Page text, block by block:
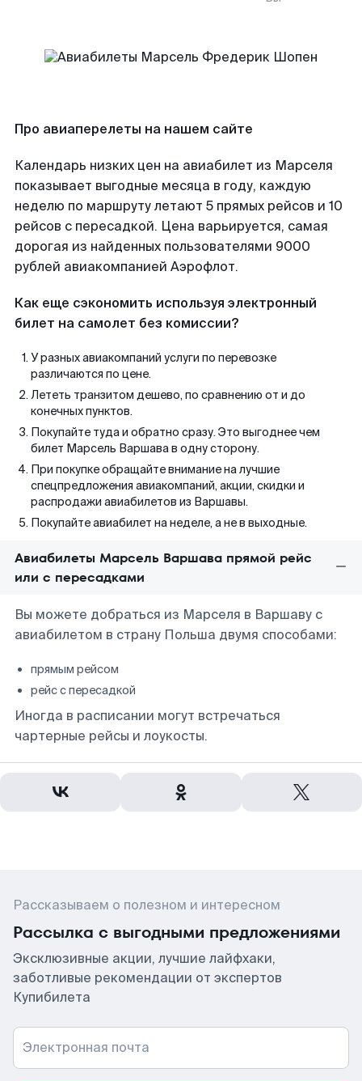
Про авиаперелеты на нашем сайте
Календарь низких цен на авиабилет из Марселя
показывает выгодные месяца в году, каждую
неделю по маршруту летают 5 прямых рейсов и 10
рейсов с пересадкой. Цена варьируется, самая
дорогая из найденных пользователями 9000
рублей авиакомпанией Аэрофлот.
Как еще сэкономить используя электронный
билет на самолет без комиссии?
У разных авиакомпаний услуги по перевозке
различаются по цене.
Лететь транзитом дешево, по сравнению от и до
конечных пунктов.
Покупайте туда и обратно сразу. Это выгоднее чем
билет Марсель Варшава в одну сторону.
При покупке обращайте внимание на лучшие
спецпредложения авиакомпаний, акции, скидки и
распродажи авиабилетов из Варшавы.
Покупайте авиабилет на неделе, а не в выходные.
Авиабилеты Марсель Варшава прямой рейс
или с пересадками
Вы можете добраться из Марселя в Варшаву с
авиабилетом в страну Польша двумя способами:
прямым рейсом
рейс с пересадкой
Иногда в расписании могут встречаться
чартерные рейсы и лоукосты.
Рассказываем о полезном и интересном
Рассылка с выгодными предложениями
Эксклюзивные акции, лучшие лайфхаки,
заботливые рекомендации от экспертов
Купибилета
Электронная почта